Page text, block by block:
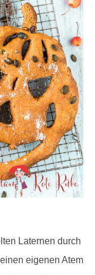
Laternen durch
eigenen Atem